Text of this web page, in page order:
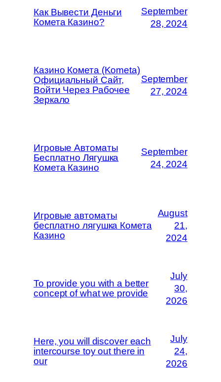
Как Вывести Деньги
Комета Казино?
September
28, 2024
Казино Комета (Kometa)
Официальный Сайт,
Войти Через Рабочее
Зеркало
September
27, 2024
Игровые Автоматы
Бесплатно Лягушка
Комета Казино
September
24, 2024
Игровые автоматы
бесплатно лягушка Комета
Казино
August
21,
2024
To provide you with a better
concept of what we provide
July
30,
2026
Here, you will discover each
intercourse toy out there in
our
July
24,
2026